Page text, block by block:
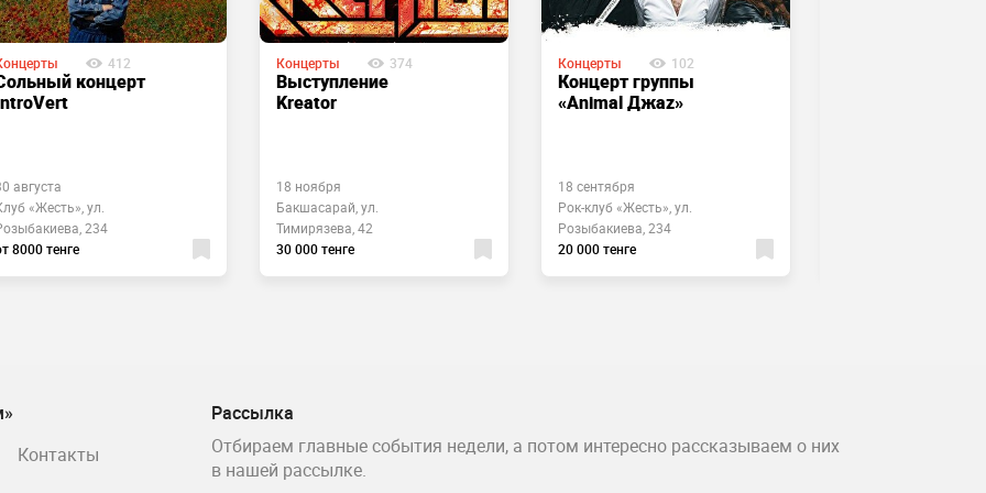
412
концерт
августа
«Жесть», ул.
234
8000 тенге
Концерты 374
Выступление
Kreator
18 ноября
Бакшасарай, ул.
Тимирязева, 42
30 000 тенге
Концерты 102
Концерт группы
«Animal Джаz»
18 сентября
Рок-клуб «Жесть», ул.
Розыбакиева, 234
20 000 тенге
Рассылка
Отбираем главные события недели, а потом интересно рассказываем о них
в нашей рассылке.
Контакты